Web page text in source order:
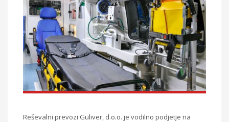
Reševalni prevozi Guliver, d.o.o. je vodilno podjetje na